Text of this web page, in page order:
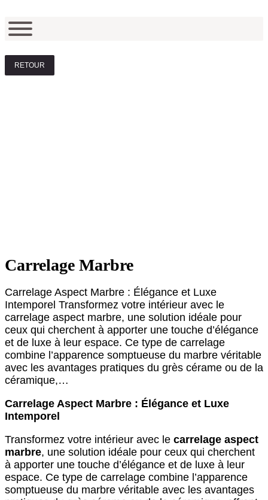
RETOUR
Carrelage Marbre
Carrelage Aspect Marbre : Élégance et Luxe
Intemporel Transformez votre intérieur avec le
carrelage aspect marbre, une solution idéale pour
ceux qui cherchent à apporter une touche d’élégance
et de luxe à leur espace. Ce type de carrelage
combine l’apparence somptueuse du marbre véritable
avec les avantages pratiques du grès cérame ou de la
céramique,…
Carrelage Aspect Marbre : Élégance et Luxe
Intemporel
Transformez votre intérieur avec le carrelage aspect
marbre, une solution idéale pour ceux qui cherchent
à apporter une touche d’élégance et de luxe à leur
espace. Ce type de carrelage combine l’apparence
somptueuse du marbre véritable avec les avantages